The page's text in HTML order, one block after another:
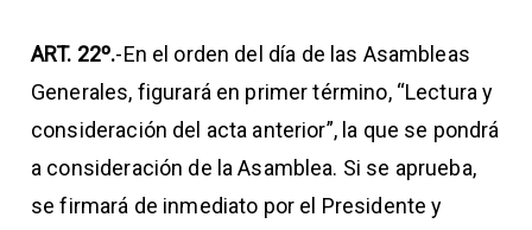
ART. 22º.-En el orden del día de las Asambleas
Generales, figurará en primer término, “Lectura y
consideración del acta anterior”, la que se pondrá
a consideración de la Asamblea. Si se aprueba,
se firmará de inmediato por el Presidente y